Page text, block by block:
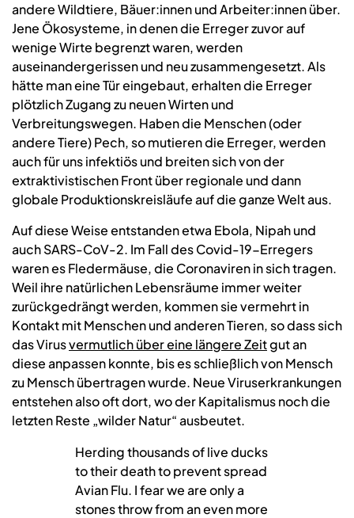
andere Wildtiere, Bäuer:innen und Arbeiter:innen über.
Jene Ökosysteme, in denen die Erreger zuvor auf
wenige Wirte begrenzt waren, werden
auseinandergerissen und neu zusammengesetzt. Als
hätte man eine Tür eingebaut, erhalten die Erreger
plötzlich Zugang zu neuen Wirten und
Verbreitungswegen. Haben die Menschen (oder
andere Tiere) Pech, so mutieren die Erreger, werden
auch für uns infektiös und breiten sich von der
extraktivistischen Front über regionale und dann
globale Produktionskreisläufe auf die ganze Welt aus.
Auf diese Weise entstanden etwa Ebola, Nipah und
auch SARS-CoV-2. Im Fall des Covid-19-Erregers
waren es Fledermäuse, die Coronaviren in sich tragen.
Weil ihre natürlichen Lebensräume immer weiter
zurückgedrängt werden, kommen sie vermehrt in
Kontakt mit Menschen und anderen Tieren, so dass sich
das Virusvermutlich über eine längere Zeitgut an
diese anpassen konnte, bis es schließlich von Mensch
zu Mensch übertragen wurde. Neue Viruserkrankungen
entstehen also oft dort, wo der Kapitalismus noch die
letzten Reste „wilder Natur“ ausbeutet.
Herding thousands of live ducks
to their death to prevent spread
Avian Flu. I fear we are only a
stones throw from an even more